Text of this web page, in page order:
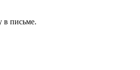
в письме.